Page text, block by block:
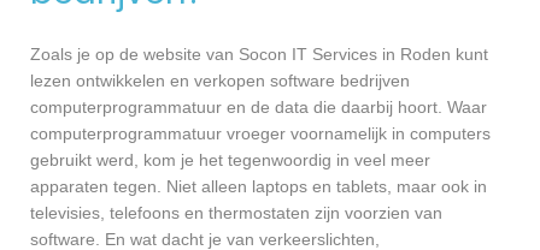
Zoals je op de website van Socon IT Services in Roden kunt
lezen ontwikkelen en verkopen software bedrijven
computerprogrammatuur en de data die daarbij hoort. Waar
computerprogrammatuur vroeger voornamelijk in computers
gebruikt werd, kom je het tegenwoordig in veel meer
apparaten tegen. Niet alleen laptops en tablets, maar ook in
televisies, telefoons en thermostaten zijn voorzien van
software. En wat dacht je van verkeerslichten,